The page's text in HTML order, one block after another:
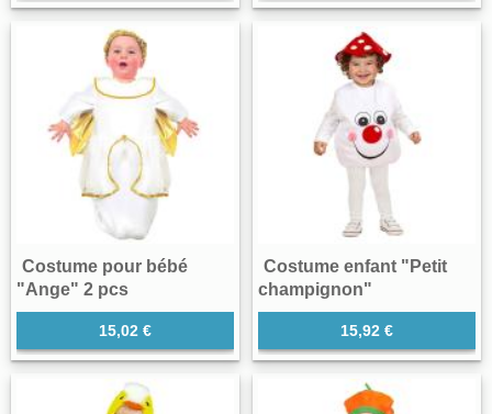
Costume pour bébé
"Ange" 2 pcs
15,02 €
Costume enfant "Petit
champignon"
15,92 €